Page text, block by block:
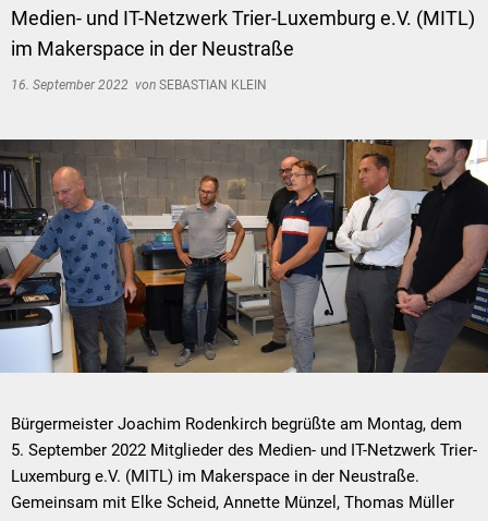
Medien- und IT-Netzwerk Trier-Luxemburg e.V. (MITL)
im Makerspace in der Neustraße
16. September 2022 von SEBASTIAN KLEIN
Bürgermeister Joachim Rodenkirch begrüßte am Montag, dem
5. September 2022 Mitglieder des Medien- und IT-Netzwerk Trier-
Luxemburg e.V. (MITL) im Makerspace in der Neustraße.
Gemeinsam mit Elke Scheid, Annette Münzel, Thomas Müller